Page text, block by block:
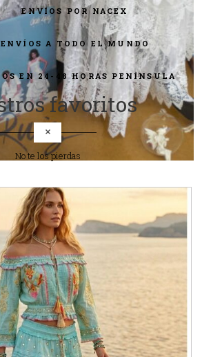
ENVÍOS POR NACEX
ENVÍOS A TODO EL MUNDO
EN 24-48 HORAS PENÍNSULA
favoritos
No te los pierdas